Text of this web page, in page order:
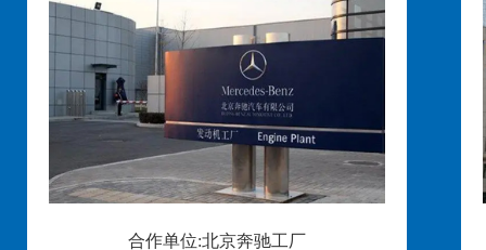
合作单位:北京奔驰工厂